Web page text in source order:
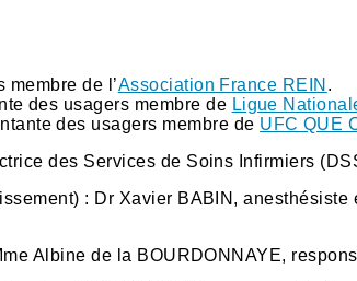
de l’Association France REIN .
des usagers membre de Ligue
des usagers membre de UFC QUE
des Services de Soins Infirmiers
: Dr Xavier BABIN, anesthésiste
Albine de la BOURDONNAYE,